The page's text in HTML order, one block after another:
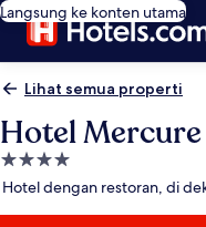
Langsung ke konten utama
Lihat semua properti
Hotel
Properti
bintang
Hotel dengan restoran, di